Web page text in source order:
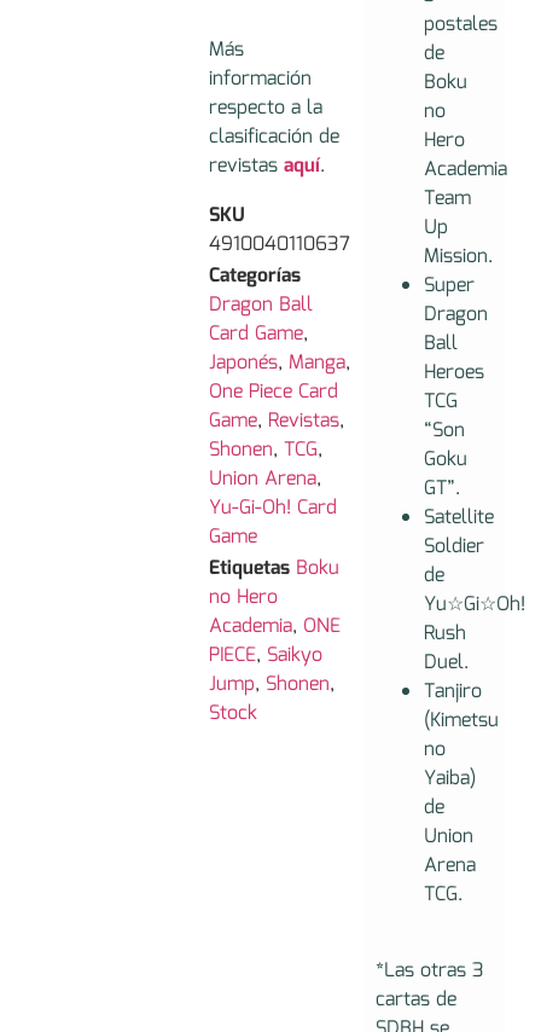
Más
información
respecto a la
clasificación de
revistas aquí.
SKU
4910040110637
Categorías
Dragon Ball
Card Game,
Japonés, Manga,
One Piece Card
Game, Revistas,
Shonen,TCG,
Union Arena,
Yu-Gi-Oh! Card
Game
Etiquetas Boku
no Hero
Academia, ONE
PIECE, Saikyo
Jump, Shonen,
Stock
postales
de
Boku
no
Hero
Academia
Team
Up
Mission.
Super
Dragon
Ball
Heroes
TCG
“Son
Goku
GT”.
Satellite
Soldier
de
Yu☆Gi☆Oh!
Rush
Duel.
Tanjiro
(Kimetsu
no
Yaiba)
de
Union
Arena
TCG.
*Las otras 3
cartas de